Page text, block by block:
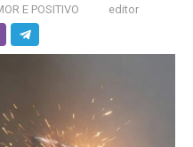
E POSITIVO editor